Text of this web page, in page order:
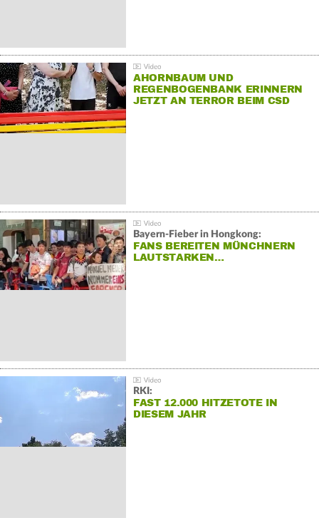
AHORNBAUM UND
REGENBOGENBANK ERINNERN
JETZT AN TERROR BEIM CSD
Bayern-Fieber in Hongkong:
FANS BEREITEN MÜNCHNERN
LAUTSTARKEN…
RKI:
FAST 12.000 HITZETOTE IN
DIESEM JAHR